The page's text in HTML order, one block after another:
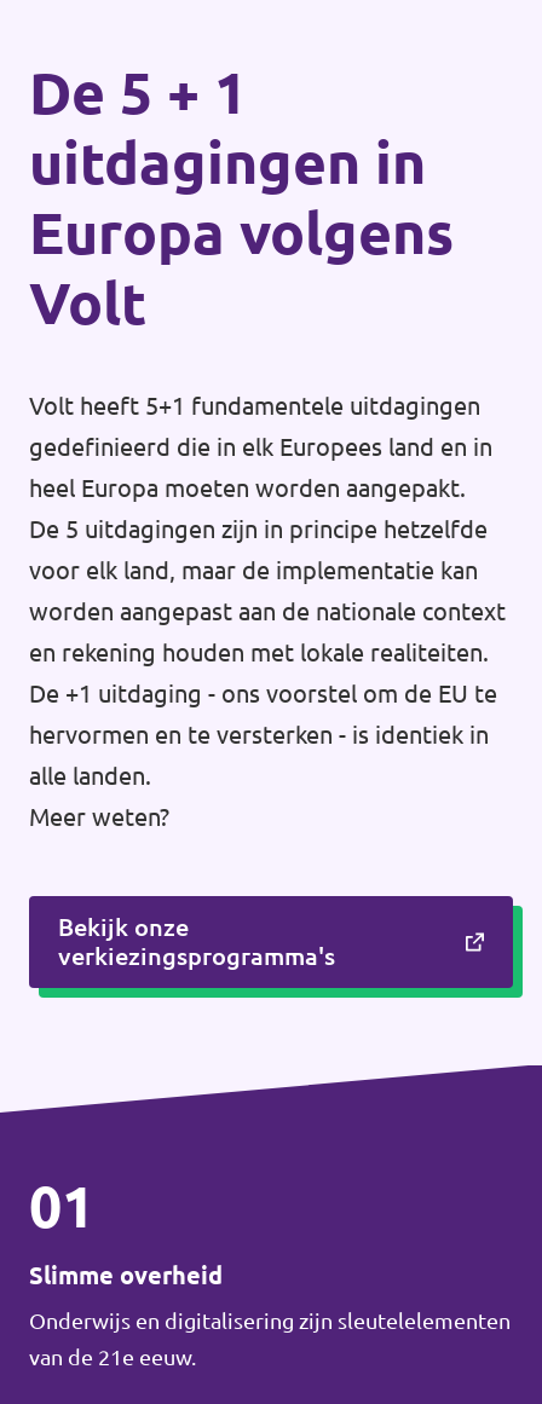
De 5 + 1
uitdagingen in
Europa volgens
Volt
Volt heeft 5+1 fundamentele uitdagingen
gedefinieerd die in elk Europees land en in
heel Europa moeten worden aangepakt.
De 5 uitdagingen zijn in principe hetzelfde
voor elk land, maar de implementatie kan
worden aangepast aan de nationale context
en rekening houden met lokale realiteiten.
De +1 uitdaging - ons voorstel om de EU te
hervormen en te versterken - is identiek in
alle landen.
Meer weten?
Bekijk onze
verkiezingsprogramma's
01
Slimme overheid
Onderwijs en digitalisering zijn sleutelelementen
van de 21e eeuw.